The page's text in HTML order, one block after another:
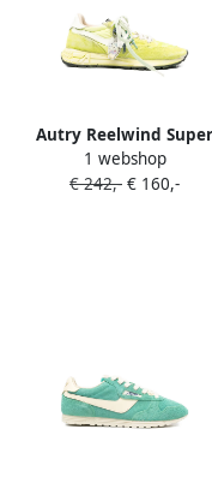
Autry Reelwind Super
sneakers Groen
1 webshop
€ 242,- € 160,-